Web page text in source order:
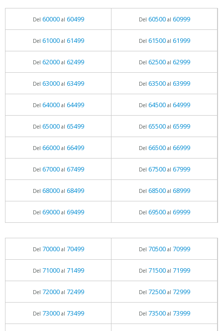
Del 60000al 60499 Del 60500al 60999
Del 61000al 61499 Del 61500al 61999
Del 62000al 62499 Del 62500al 62999
Del 63000al 63499 Del 63500al 63999
Del 64000al 64499 Del 64500al 64999
Del 65000al 65499 Del 65500al 65999
Del 66000al 66499 Del 66500al 66999
Del 67000al 67499 Del 67500al 67999
Del 68000al 68499 Del 68500al 68999
Del 69000al 69499 Del 69500al 69999
Del 70000al 70499 Del 70500al 70999
Del 71000al 71499 Del 71500al 71999
Del 72000al 72499 Del 72500al 72999
Del 73000al 73499 Del 73500al 73999